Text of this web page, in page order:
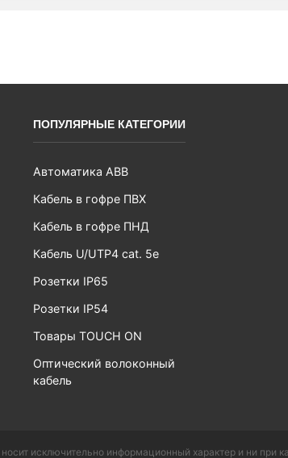
ПОПУЛЯРНЫЕ КАТЕГОРИИ
Автоматика ABB
Кабель в гофре ПВХ
Кабель в гофре ПНД
Кабель U/UTP4 cat. 5e
Розетки IP65
Розетки IP54
Товары TOUCH ON
Оптический волоконный
кабель
исключительно информационный характер и ни при